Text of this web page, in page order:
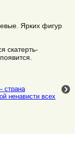
Ярких фигур
скатерть-
страна
ненависти всех